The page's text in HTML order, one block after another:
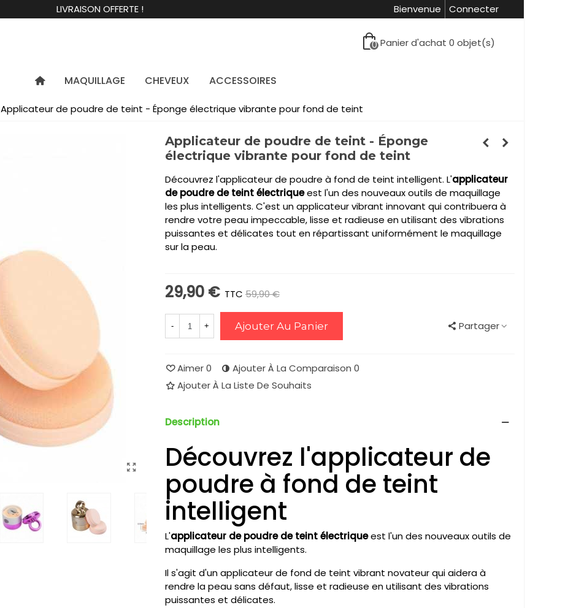
LIVRAISON OFFERTE ! Bienvenue Connecter
0 Panier d'achat 0 objet(s)
MAQUILLAGE CHEVEUX ACCESSOIRES
Applicateur de poudre de teint - Éponge électrique vibrante pour fond de teint
Applicateur de poudre de teint - Éponge
électrique vibrante pour fond de teint
Découvrez l'applicateur de poudre à fond de teint intelligent. L'applicateur
de poudre de teint électriqueest l'un des nouveaux outils de maquillage
les plus intelligents. C'est un applicateur vibrant innovant qui contribuera à
rendre votre peau impeccable, lisse et radieuse en utilisant des vibrations
puissantes et délicates tout en répartissant uniformément le maquillage
sur la peau.
29,90 € TTC 59,90 €
- + Ajouter Au Panier Partager
Aimer0 Ajouter À La Comparaison 0
Ajouter À La Liste De Souhaits
Description
Découvrez l'applicateur de
poudre à fond de teint
intelligent
L'applicateur de poudre de teint électriqueest l'un des nouveaux outils de
maquillage les plus intelligents.
Il s'agit d'un applicateur de fond de teint vibrant novateur qui aidera à
rendre la peau sans défaut, lisse et radieuse en utilisant des vibrations
puissantes et délicates.